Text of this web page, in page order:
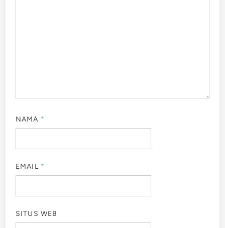
NAMA *
EMAIL *
SITUS WEB